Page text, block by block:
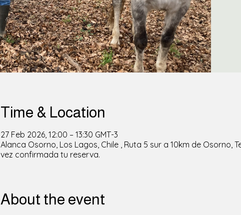
Time & Location
27 Feb 2026, 12:00 – 13:30 GMT-3
Alanca Osorno, Los Lagos, Chile , Ruta 5 sur a 10km de Osorno,
vez confirmada tu reserva.
About the event